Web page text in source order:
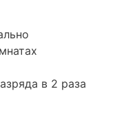
в 2 раза